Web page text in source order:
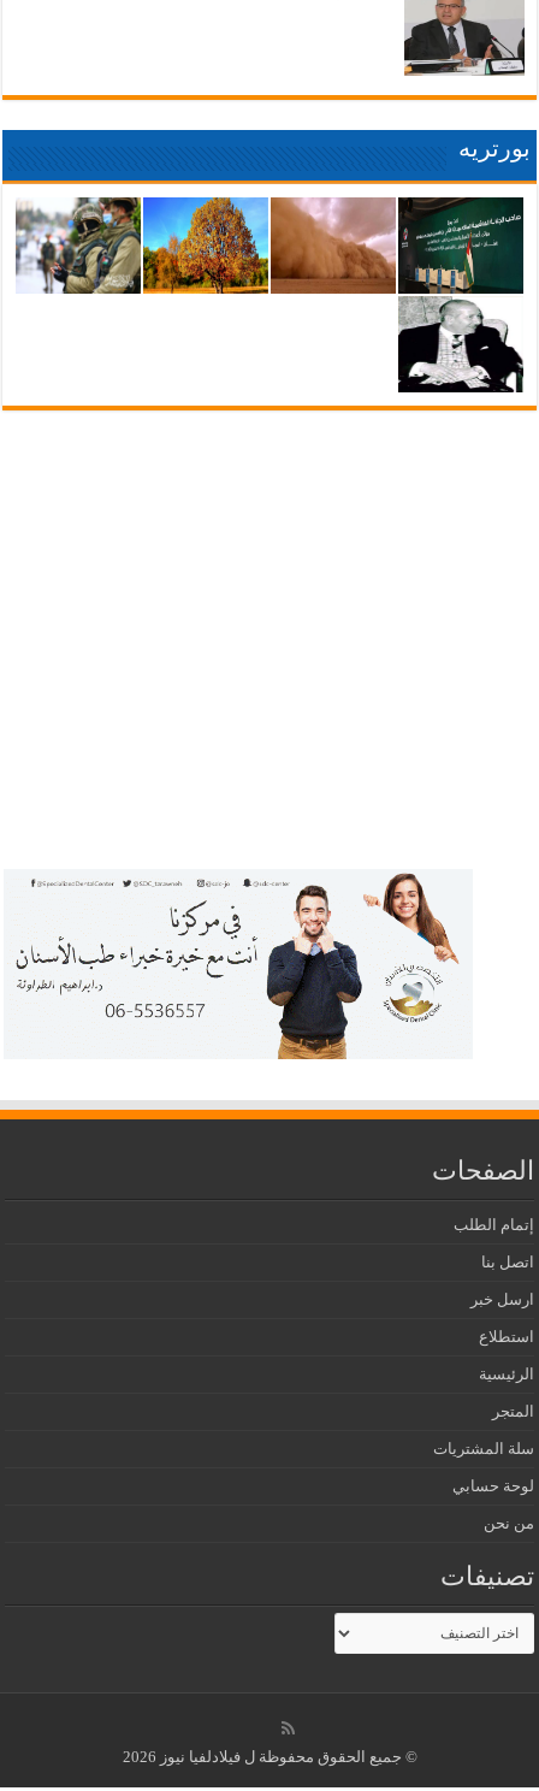
بورتريه
الصفحات
إتمام الطلب
اتصل بنا
ارسل خبر
استطلاع
الرئيسية
المتجر
سلة المشتريات
لوحة حسابي
من نحن
تصنيفات
تصنيفات
© جميع الحقوق محفوظة ل فيلادلفيا نيوز 2026